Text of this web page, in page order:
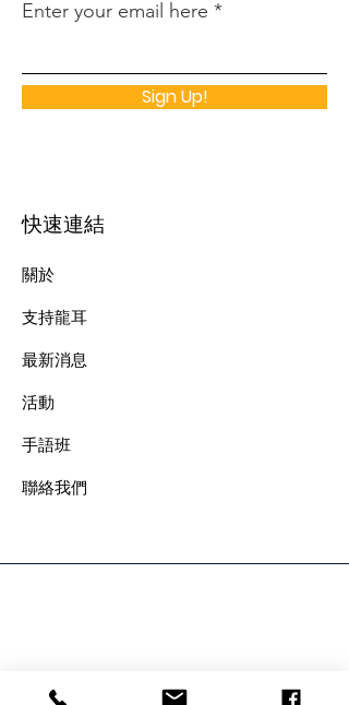
Enter your email here
Sign Up!
快速連結
關於
支持龍耳
最新消息
​活動
手語班
​聯絡我們